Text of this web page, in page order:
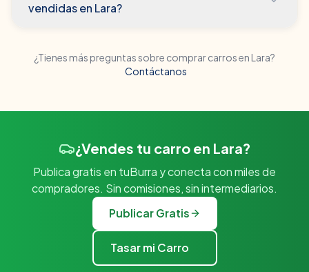
vendidas en Lara?
¿Tienes más preguntas sobre comprar carros en Lara?
Contáctanos
¿Vendes tu carro en Lara?
Publica gratis en tuBurra y conecta con miles de
compradores. Sin comisiones, sin intermediarios.
Publicar Gratis
Tasar mi Carro